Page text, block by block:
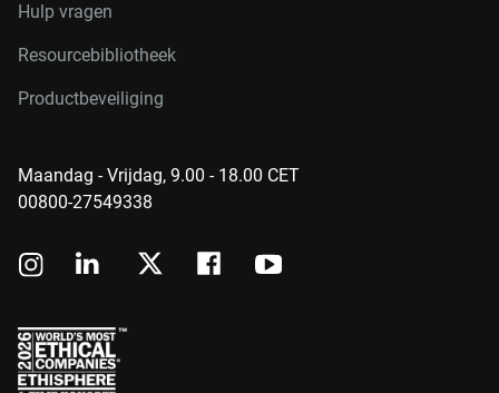
Hulp vragen
Resourcebibliotheek
Productbeveiliging
Maandag - Vrijdag, 9.00 - 18.00 CET
00800-27549338